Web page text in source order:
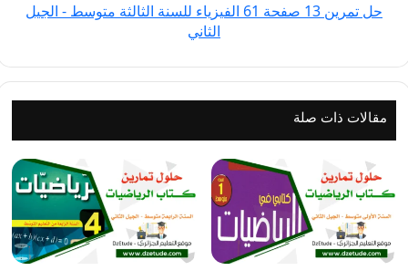
متوسط
الثاني
حل تمرين 13 صفحة 61 الفيزياء للسنة الثالثة متوسط - الجيل
الثاني
مقالات ذات صلة